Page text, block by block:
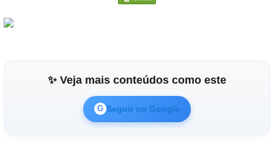
✨ Veja mais conteúdos como este
G Seguir no Google